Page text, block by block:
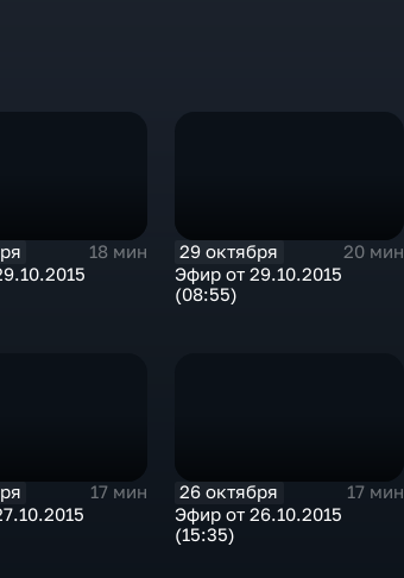
18 мин
29 октября
20 мин
Эфир от 29.10.2015
(08:55)
17 мин
26 октября
17 мин
Эфир от 26.10.2015
(15:35)